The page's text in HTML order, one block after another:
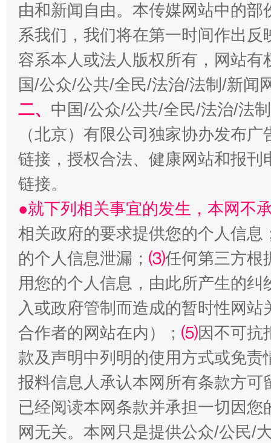
习近平的博鳌关键词
魏明亮
“刷贴”乱象丛生
生
揭批美国五大"原罪" "炒
由和新闻自由。本传媒网站中的
系我们，我们将在第一时间作出
容系本人或法人版权所有，网站
国/公众/公共/全民/法治/法制/新闻
二、 中国/公众/公共/全民/法治/法
（北京）有限公司独家协办发布
链接，授权合法、健康网站和报
链接。
●就下列相关事宜的发生，本网不
相关政府的要求提供您的个人信息
的个人信息泄漏； ⑶任何第三方根
用您的个人信息，由此所产生的纠
入或政府管制而造成的暂时性网
合作者的网站在内）； ⑸因不可抗
款及声明中列明的使用方式或免责
报料信息人承认本网所有条款方
已经阅读本网条款并承担一切因
网无关。本网只是提供公众/公民/